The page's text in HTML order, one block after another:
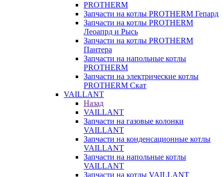
PROTHERM
Запчасти на котлы PROTHERM Гепард
Запчасти на котлы PROTHERM
Леоапрд и Рысь
Запчасти на котлы PROTHERM
Пантера
Запчасти на напольные котлы
PROTHERM
Запчасти на электрические котлы
PROTHERM Скат
VAILLANT
Назад
VAILLANT
Запчасти на газовые колонки
VAILLANT
Запчасти на конденсационные котлы
VAILLANT
Запчасти на напольные котлы
VAILLANT
Запчасти на котлы VAILLANT